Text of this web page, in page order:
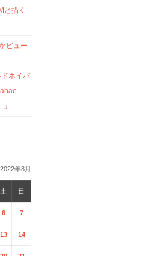
描く
ビュー
ネイバ
2022年8月
土 日
6 7
13 14